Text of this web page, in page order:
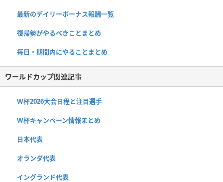
最新のデイリーボーナス報酬一覧
復帰勢がやるべきことまとめ
毎日・期間内にやることまとめ
ワールドカップ関連記事
W杯2026大会日程と注目選手
W杯キャンペーン情報まとめ
日本代表
オランダ代表
イングランド代表